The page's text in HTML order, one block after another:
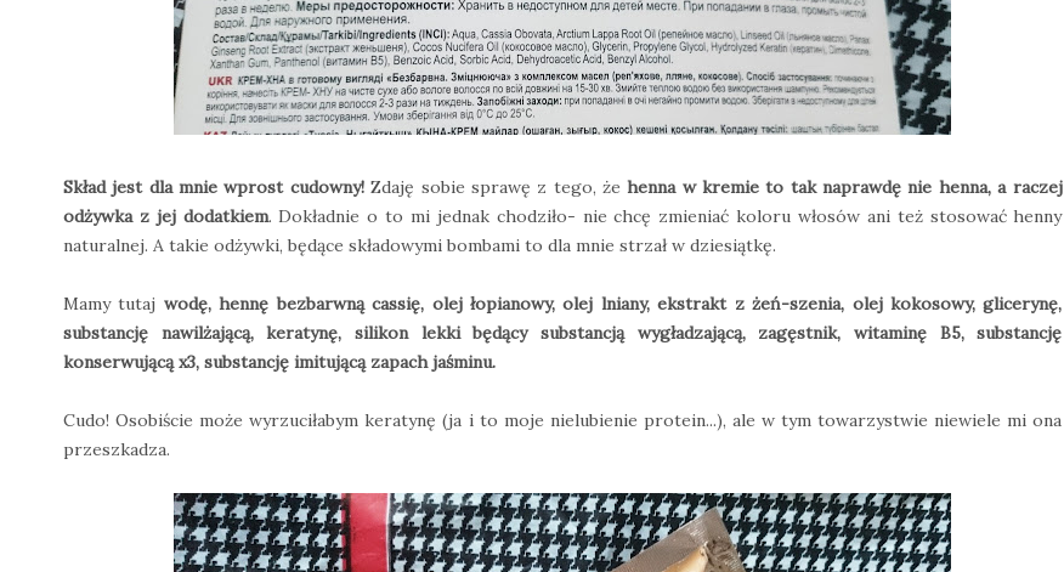
Skład jest dla mnie wprost cudowny!Zdaję sobie sprawę z tego, żehenna w kremie to tak naprawdę nie henna, a raczej
odżywka z jej dodatkiem. Dokładnie o to mi jednak chodziło- nie chcę zmieniać koloru włosów ani też stosować henny
naturalnej. A takie odżywki, będące składowymi bombami to dla mnie strzał w dziesiątkę.
Mamy tutaj wodę, hennę bezbarwną cassię, olej łopianowy, olej lniany, ekstrakt z żeń-szenia, olej kokosowy, glicerynę,
substancję nawilżającą, keratynę, silikon lekki będący substancją wygładzającą, zagęstnik, witaminę B5, substancję
konserwującą x3, substancję imitującą zapach jaśminu.
Cudo! Osobiście może wyrzuciłabym keratynę (ja i to moje nielubienie protein...), ale w tym towarzystwie niewiele mi ona
przeszkadza.